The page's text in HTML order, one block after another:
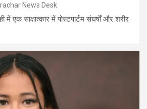
News Desk
एक साक्षात्कार में पोस्टपार्टम संघर्षों और शरीर